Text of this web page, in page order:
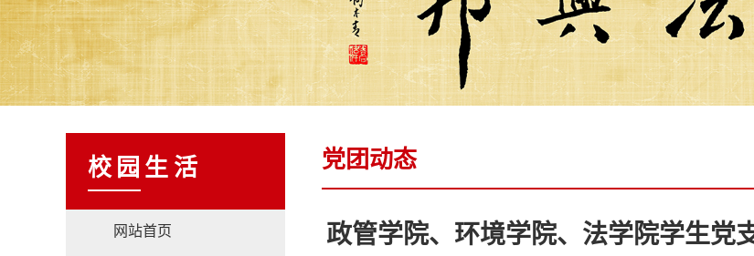
校园生活
网站首页
党团动态
政管学院、环境学院、法学院学生党